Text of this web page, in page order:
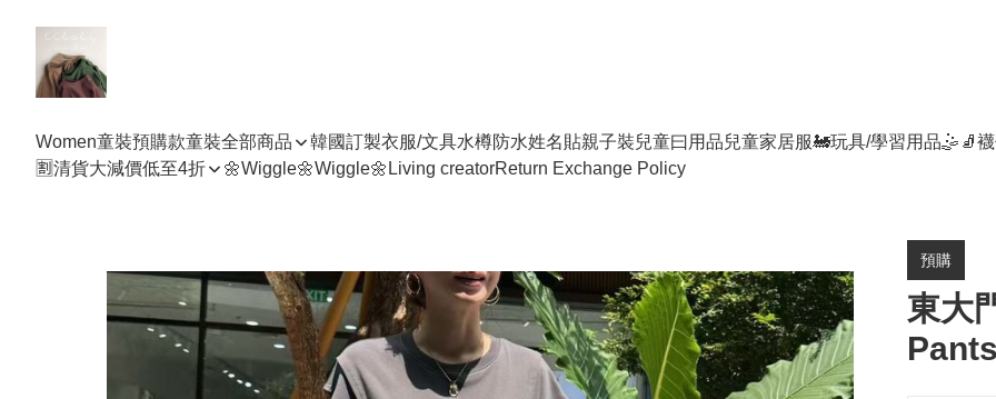
Women童裝預購款童裝全部商品 韓國訂製衣服/文具水樽防水姓名貼親子裝兒童曰用品兒童家居服🚂玩具/學習用品🤹 🧦
🈹清貨大減價低至4折
🌼Wiggle🌼Wiggle🌼 Living creatorReturn Exchange Policy
預購
東大
Pants